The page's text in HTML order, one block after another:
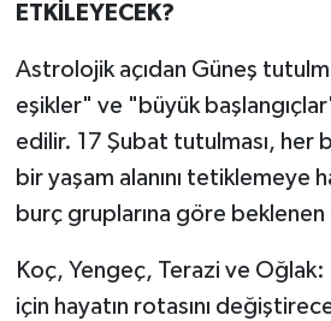
ETKİLEYECEK?
Astrolojik açıdan Güneş
eşikler" ve "büyük
edilir. 17 Şubat tutulması, her
bir yaşam alanını tetiklemeye
burç gruplarına göre
Koç, Yengeç, Terazi ve
için hayatın rotasını